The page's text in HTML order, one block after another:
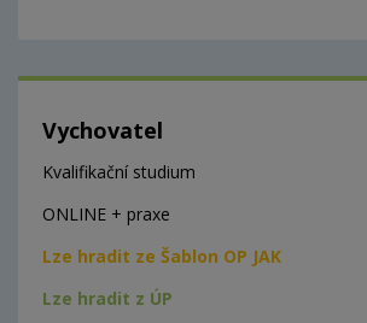
Vychovatel
Kvalifikační studium
ONLINE + praxe
Lze hradit ze Šablon OP JAK
Lze hradit z ÚP